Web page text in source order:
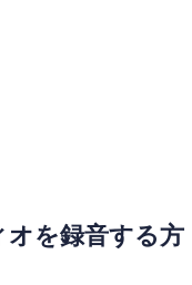
を録音する方